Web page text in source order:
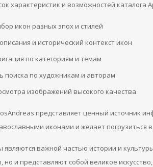
характеристик и возможностей каталога
икон разных эпох и стилей
и исторический контекст икон
по категориям и темам
поиска по художникам и авторам
изображений высокого качества
представляет ценный источник
иконами и желает погрузиться
важной частью истории и
но и представляют собой великое